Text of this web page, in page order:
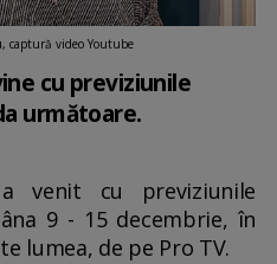
captură video Youtube
cu previziunile
următoare.
venit cu previziunile
9 - 15 decembrie, în
lumea, de pe Pro TV.